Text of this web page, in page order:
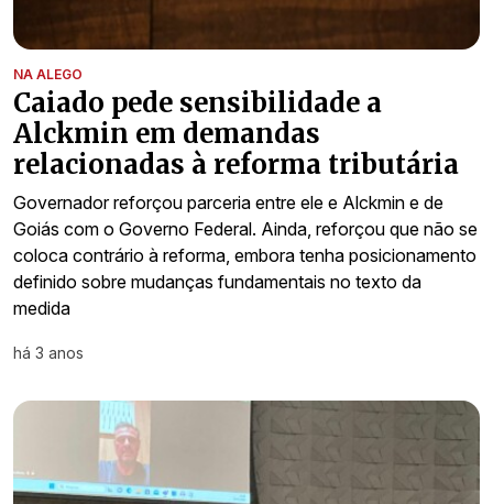
NA ALEGO
Caiado pede sensibilidade a
Alckmin em demandas
relacionadas à reforma tributária
Governador reforçou parceria entre ele e Alckmin e de
Goiás com o Governo Federal. Ainda, reforçou que não se
coloca contrário à reforma, embora tenha posicionamento
definido sobre mudanças fundamentais no texto da
medida
há 3 anos